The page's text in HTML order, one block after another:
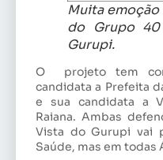
Muita
do Grupo
Gurupi.
O projeto tem
candidata a Prefeita
e sua candidata a
Raiana. Ambas
Vista do Gurupi vai
Saúde, mas em todas